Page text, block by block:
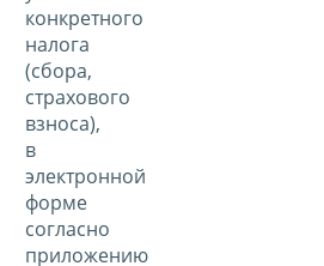
конкретного
налога
(сбора,
страхового
взноса),
в
электронной
форме
согласно
приложению